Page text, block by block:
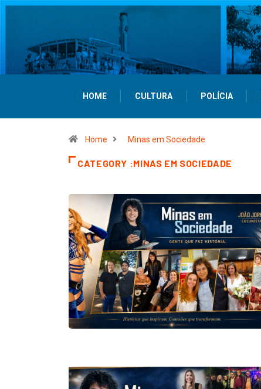
HOME CULTURA POLÍCIA
Home Minas em Sociedade
CATEGORY :MINAS EM SOCIEDADE